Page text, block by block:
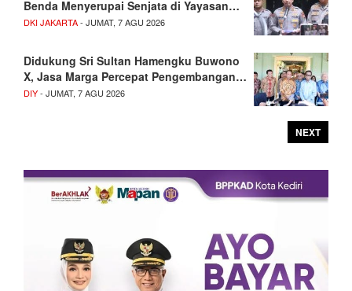
Benda Menyerupai Senjata di Yayasan…
DKI JAKARTA- JUMAT, 7 AGU 2026
Didukung Sri Sultan Hamengku Buwono
X, Jasa Marga Percepat Pengembangan…
DIY- JUMAT, 7 AGU 2026
NEXT